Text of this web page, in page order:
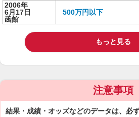
2006年
6月17日
函館
500万円以下
もっと見る
注意事項
結果・成績・オッズなどのデータは、必